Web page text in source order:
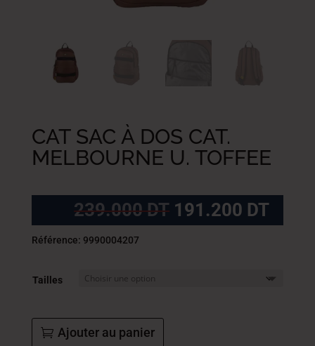
CAT SAC À DOS CAT.
MELBOURNE U. TOFFEE
239.000DT Le
prix
191.200 DTLe
prix
Référence: 9990004207
Tailles
Ajouter au panier